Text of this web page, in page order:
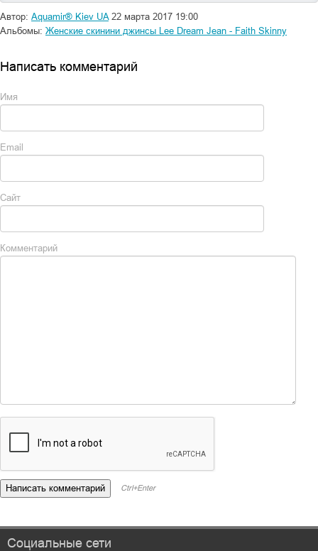
Автор: Aquamir® Kiev UA22 марта 2017 19:00
Альбомы: Женские скинини джинсы Lee Dream Jean - Faith Skinny
Написать комментарий
Имя
Email
Сайт
Комментарий
Ctrl+Enter
Социальные сети